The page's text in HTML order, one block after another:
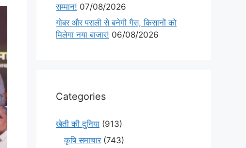
सम्मान! 07/08/2026
गोबर और पराली से बनेगी गैस, किसानों को
मिलेगा नया बाजार! 06/08/2026
Categories
खेती की दुनिया (913)
कृषि समाचार(743)